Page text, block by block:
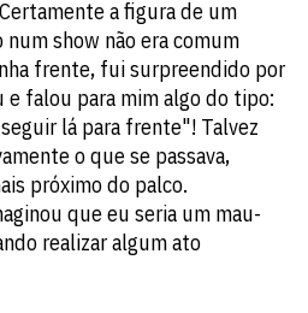
a figura de um
show não era comum
frente, fui surpreendido por
e falou para mim algo do tipo:
lá para frente"! Talvez
o que se passava,
próximo do palco.
que eu seria um mau-
realizar algum ato